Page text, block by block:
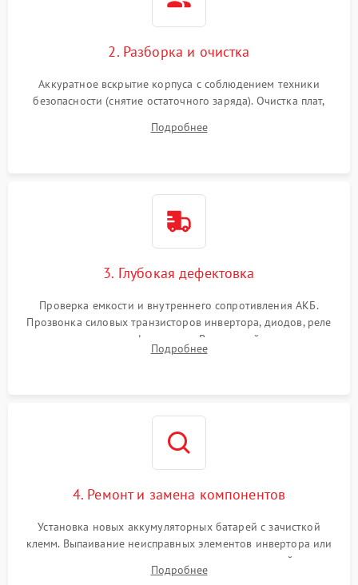
2. Разборка и очистка
Аккуратное вскрытие корпуса с соблюдением техники
безопасности (снятие остаточного заряда). Очистка плат,
и кистей для предотвращения перегрева и замыканий.
Подробнее
3. Глубокая дефектовка
Проверка емкости и внутреннего сопротивления АКБ.
Прозвонка силовых транзисторов инвертора, диодов, реле
переключения и трансформатора. Визуальный поиск вздутых
конденсаторов и прогаров на печатной плате.
Подробнее
4. Ремонт и замена компонентов
Установка новых аккумуляторных батарей с зачисткой
клемм. Выпаивание неисправных элементов инвертора или
цепи зарядки и монтаж новых радиодеталей.
Восстановление поврежденных токоведущих дорожек и
Подробнее